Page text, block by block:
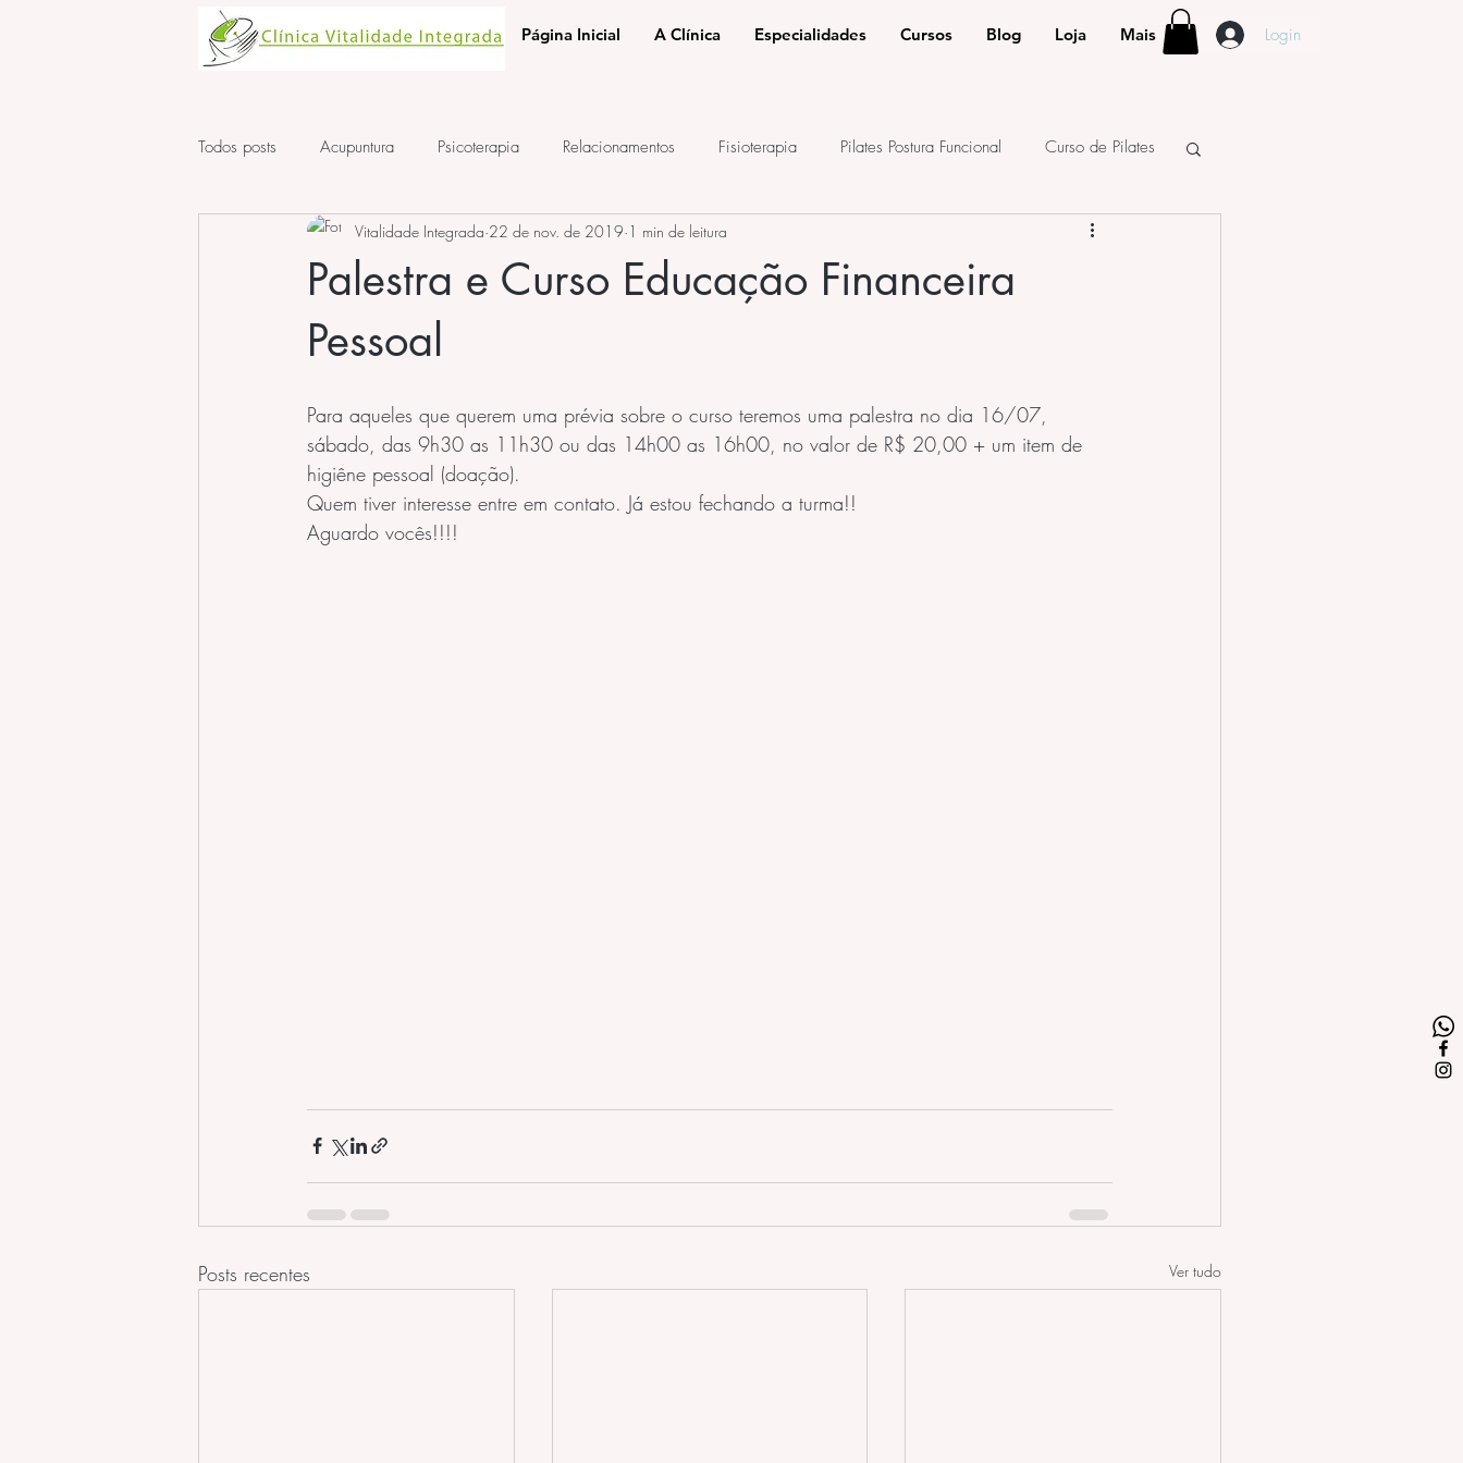
Página Inicial A Clínica Especialidades Cursos Blog Loja Mais Login
Todos posts Acupuntura Psicoterapia Relacionamentos Fisioterapia Pilates Postura Funcional Curso de Pilates
Aula de Acupuntura ansiedade ponto de acupuntura terapia auricular
Palestra e Curso Educação Financeira
Pessoal
Vitalidade Integrada 22 de nov. de 2019 1 min de leitura
Para aqueles que querem uma prévia sobre o curso teremos uma palestra no dia 16/07,
sábado, das 9h30 as 11h30 ou das 14h00 as 16h00, no valor de R$ 20,00 + um item de
higiêne pessoal (doação).
Quem tiver interesse entre em contato. Já estou fechando a turma!!
Aguardo vocês!!!!
Posts recentes Ver tudo